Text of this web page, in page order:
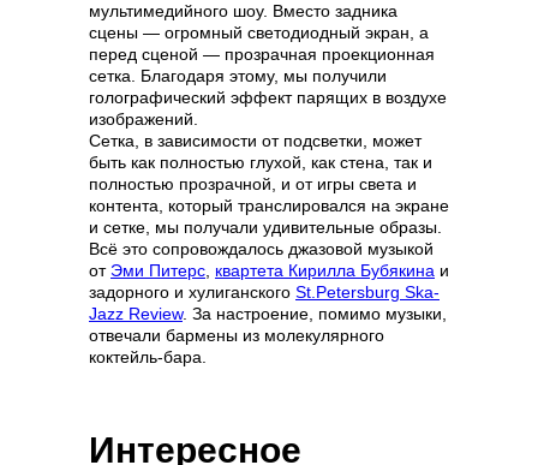
мультимедийного шоу. Вместо задника
сцены — огромный светодиодный экран, а
перед сценой — прозрачная проекционная
сетка. Благодаря этому, мы получили
голографический эффект парящих в воздухе
изображений.
Сетка, в зависимости от подсветки, может
быть как полностью глухой, как стена, так и
полностью прозрачной, и от игры света и
контента, который транслировался на экране
и сетке, мы получали удивительные образы.
Всё это сопровождалось джазовой музыкой
от Эми Питерс квартета Кирилла Бубякина и
задорного и хулиганского St.Petersburg Ska-
Jazz Review. За настроение, помимо музыки,
отвечали бармены из молекулярного
коктейль-бара.
Интересное